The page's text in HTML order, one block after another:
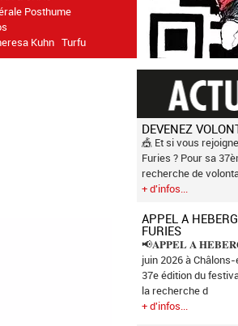
Posthume
Kuhn Turfu
DEVENEZ
🎪 Et si vous
Furies ? Pour sa
recherche de
+ d'infos...
APPEL A
FURIES
📢𝐀𝐏𝐏𝐄𝐋 𝐀
juin 2026 à
37e édition du
la recherche d
+ d'infos...